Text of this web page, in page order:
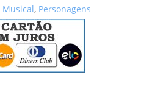
Musical, Personagens